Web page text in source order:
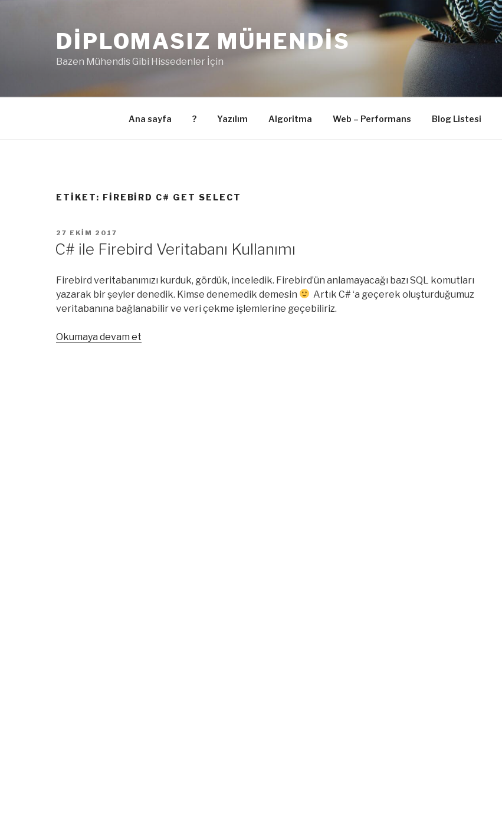
DIPLOMASIZ MÜHENDIS
Bazen Mühendis Gibi Hissedenler İçin
Ana sayfa ? Yazılım Algoritma Web – Performans Blog Listesi
ETIKET: FIREBIRD C# GET SELECT
YAYIM
TARIHI
27 EKIM 2017
C# ile Firebird Veritabanı Kullanımı
Firebird veritabanımızı kurduk, gördük, inceledik. Firebird’ün anlamayacağı bazı SQL komutları
yazarak bir şeyler denedik. Kimse denemedik demesin
Artık C# ‘a geçerek oluşturduğumuz
veritabanına bağlanabilir ve veri çekme işlemlerine geçebiliriz.
Okumaya devam et